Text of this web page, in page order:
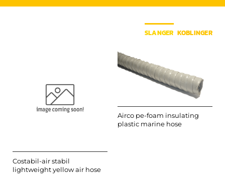
SLANGER KOBLINGER
Costabil-air stabil
lightweight yellow air hose
Airco pe-foam insulating
plastic marine hose